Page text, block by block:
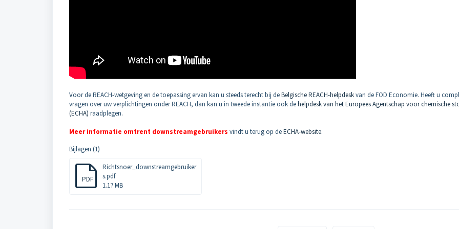
Voor de REACH-wetgeving en de toepassing ervan kan u steeds terecht bij deBelgische REACH-helpdeskvan de FOD Economie. Heeft u
vragen over uw verplichtingen onder REACH, dan kan u in tweede instantie ook dehelpdesk van het Europees Agentschap voor chemische
(ECHA) raadplegen.
Meer informatie omtrent downstreamgebruikers vindt u terug op deECHA-website.
Bijlagen (1)
PDF
Richtsnoer_downstreamgebruiker
s.pdf
1.17 MB